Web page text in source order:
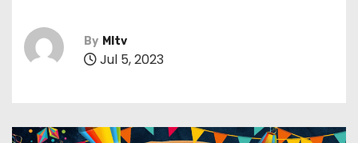
By MItv
Jul 5, 2023